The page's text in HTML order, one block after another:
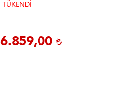
TÜKENDİ
6.859,00